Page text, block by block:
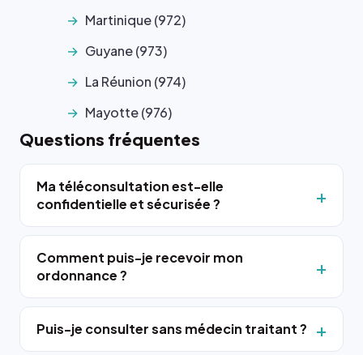
Martinique (972)
Guyane (973)
La Réunion (974)
Mayotte (976)
Questions fréquentes
Ma téléconsultation est-elle
confidentielle et sécurisée ?
Comment puis-je recevoir mon
ordonnance ?
Puis-je consulter sans médecin traitant ?